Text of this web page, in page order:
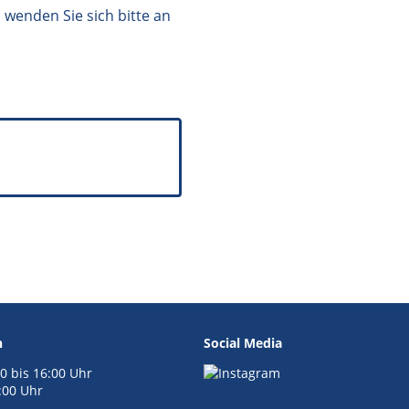
Sie sich bitte an
bis 16:00 Uhr
Uhr
Social Media